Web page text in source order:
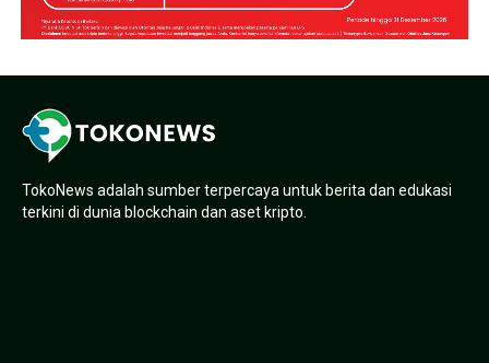
TokoNews adalah sumber terpercaya untuk berita dan edukasi
terkini di dunia blockchain dan aset kripto.